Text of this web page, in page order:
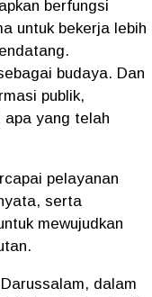
berfungsi
untuk ​bekerja lebih
budaya. Dan
publik,
apa yang telah
pelayanan
serta
mewujudkan
dalam